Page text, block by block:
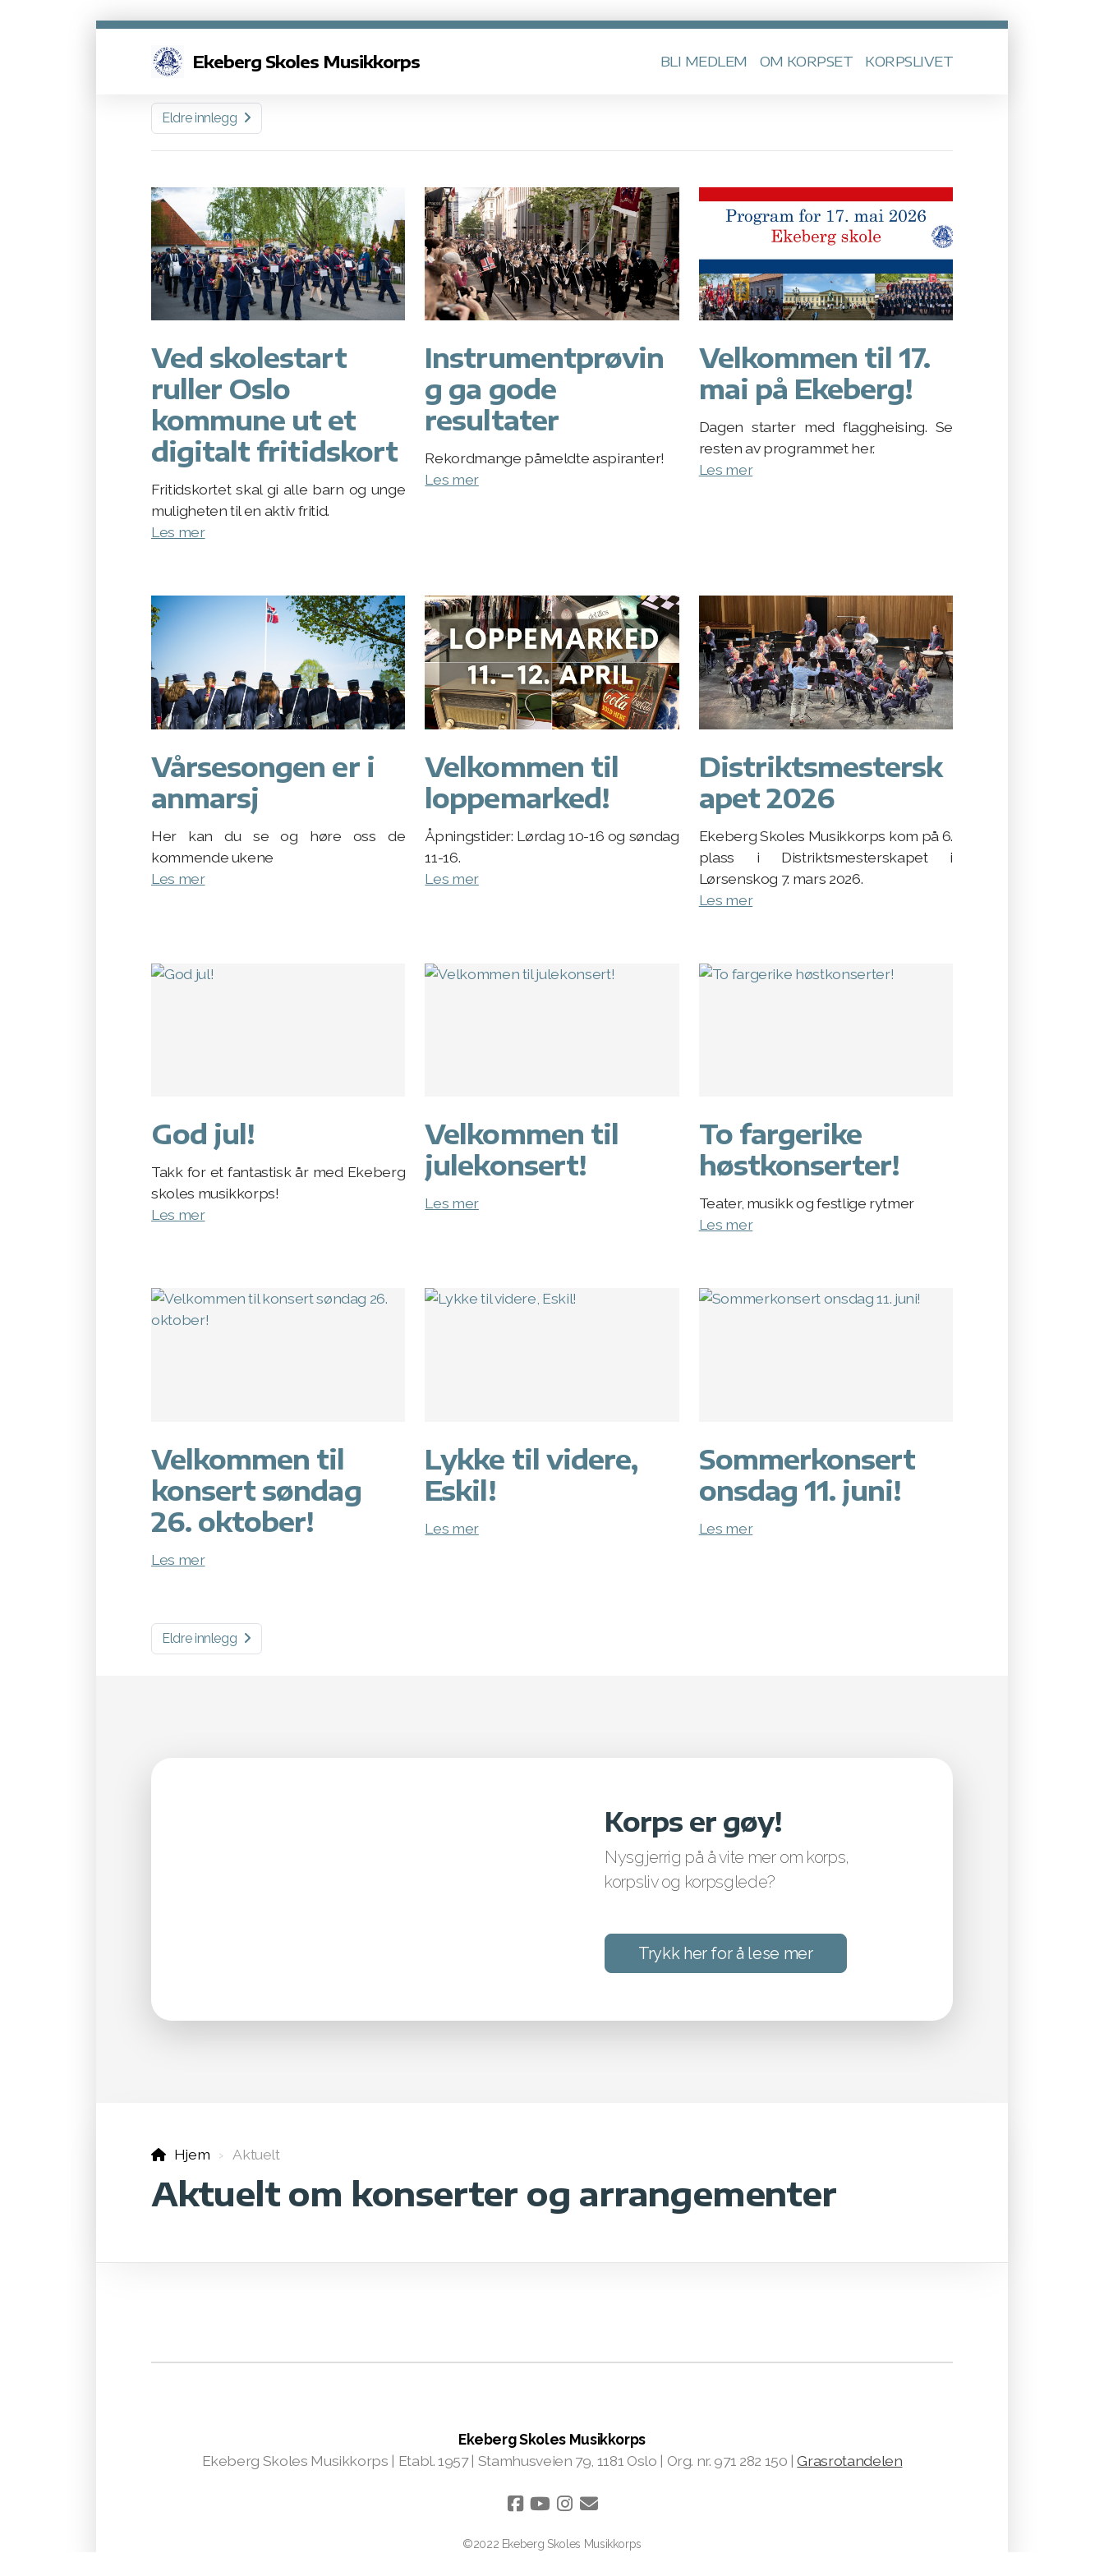
Ekeberg Skoles Musikkorps BLI MEDLEM OM KORPSET KORPSLIVET
Eldre innlegg
Ved skolestart
ruller Oslo
kommune ut et
digitalt fritidskort
Fritidskortet skal gi alle barn og unge
muligheten til en aktiv fritid.
Les mer
Instrumentprøvin
g ga gode
resultater
Rekordmange påmeldte aspiranter!
Les mer
Velkommen til 17.
mai på Ekeberg!
Dagen starter med flaggheising. Se
resten av programmet her.
Les mer
Vårsesongen er i
anmarsj
Her kan du se og høre oss de
kommende ukene
Les mer
Velkommen til
loppemarked!
Åpningstider: Lørdag 10-16 og søndag
11-16.
Les mer
Distriktsmestersk
apet 2026
Ekeberg Skoles Musikkorps kom på 6.
plass i Distriktsmesterskapet i
Lørsenskog 7. mars 2026.
Les mer
God jul!
Takk for et fantastisk år med Ekeberg
skoles musikkorps!
Les mer
Velkommen til
julekonsert!
Les mer
To fargerike
høstkonserter!
Teater, musikk og festlige rytmer
Les mer
Velkommen til
konsert søndag
26. oktober!
Les mer
Lykke til videre,
Eskil!
Les mer
Sommerkonsert
onsdag 11. juni!
Les mer
Eldre innlegg
Korps er gøy!
Nysgjerrig på å vite mer om korps,
korpsliv og korpsglede?
Trykk her for å lese mer
Hjem Aktuelt
Aktuelt om konserter og arrangementer
Ekeberg Skoles Musikkorps
Ekeberg Skoles Musikkorps | Etabl. 1957 | Stamhusveien 79, 1181 Oslo | Org. nr. 971 282 150 |Grasrotandelen
©2022 Ekeberg Skoles Musikkorps